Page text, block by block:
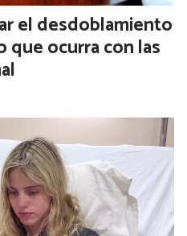
el desdoblamiento
que ocurra con las